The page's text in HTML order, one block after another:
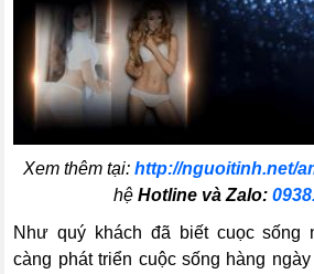
Xem thêm tại: http://nguoitinh.net/
hệ Hotline và Zalo:
Như quý khách đã biết cuọc sống
càng phát triển cuộc sống hàng